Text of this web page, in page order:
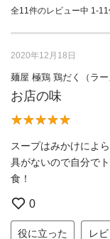
全11件のレビュー中 1-11
2020年12月18日
麺屋 極鶏 鶏だく（ラー
お店の味
スープはみかけによ
具がないので自分で
食！
0
役に立った レ